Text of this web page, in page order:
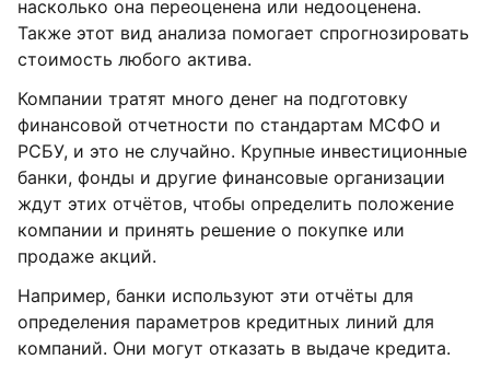
насколько она переоценена или недооценена.
Также этот вид анализа помогает спрогнозировать
стоимость любого актива.
Компании тратят много денег на подготовку
финансовой отчетности по стандартам МСФО и
РСБУ, и это не случайно. Крупные инвестиционные
банки, фонды и другие финансовые организации
ждут этих отчётов, чтобы определить положение
компании и принять решение о покупке или
продаже акций.
Например, банки используют эти отчёты для
определения параметров кредитных линий для
компаний. Они могут отказать в выдаче кредита.